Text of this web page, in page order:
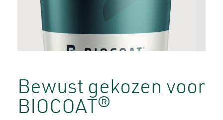
Bewust gekozen voor
BIOCOAT®